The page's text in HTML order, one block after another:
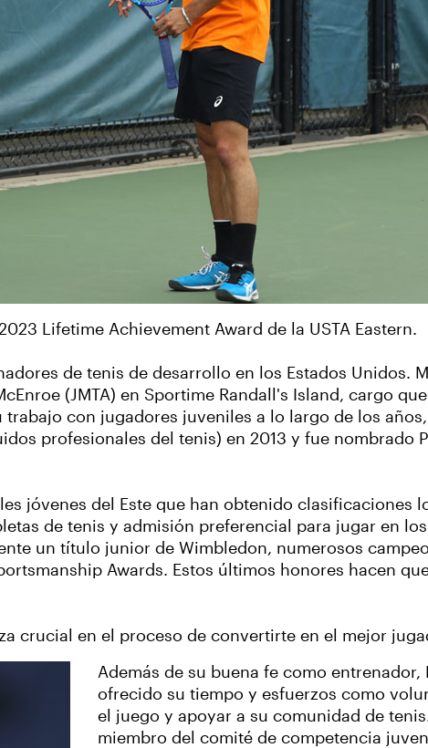
Lifetime Achievement Award de la USTA Eastern.
de tenis de desarrollo en los Estados Unidos.
(JMTA) en Sportime Randall's Island, cargo
con jugadores juveniles a lo largo de los
profesionales del tenis) en 2013 y fue nombrado
jóvenes del Este que han obtenido clasificaciones
de tenis y admisión preferencial para jugar en
un título junior de Wimbledon, numerosos
Awards. Estos últimos honores hacen
crucial en el proceso de convertirte en el mejor
Además de su buena fe como entrenador,
ofrecido su tiempo y esfuerzos como
el juego y apoyar a su comunidad de
miembro del comité de competencia